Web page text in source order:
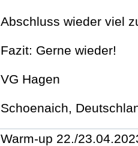
Abschluss wieder viel
Fazit: Gerne wieder!
VG Hagen
Schoenaich,
Warm-up 22./